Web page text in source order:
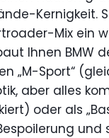
Kernigkeit.
Mix ein
Ihnen BMW
„M-Sport“
aber alles
oder als
und